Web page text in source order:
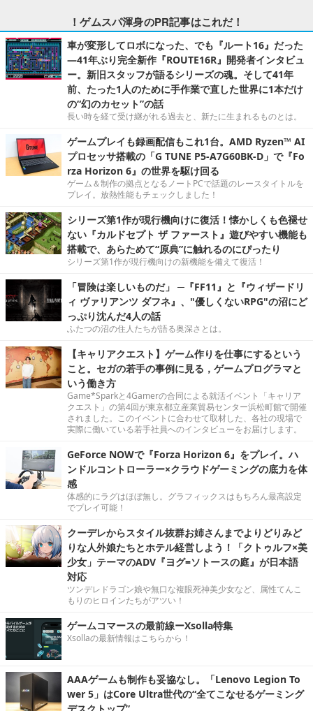
！ゲムスパ渾身のPR記事はこれだ！
車が変形してロボになった、でも『ルート16』だった
―41年ぶり完全新作『ROUTE16R』開発者インタビュ
ー。新旧スタッフが語るシリーズの魂。そして41年
前、たった1人のために手作業で直した世界に1本だけ
の“幻のカセット”の話
長い時を経て受け継がれる過去と、新たに生まれるものとは。
ゲームプレイも録画配信もこれ1台。AMD Ryzen™ AI
プロセッサ搭載の「G TUNE P5-A7G60BK-D」で『Fo
rza Horizon 6』の世界を駆け回る
ゲーム＆制作の拠点となるノートPCで話題のレースタイトルを
プレイ。放熱性能もチェックしました！
シリーズ第1作が現行機向けに復活！懐かしくも色褪せ
ない『カルドセプト ザ ファースト』遊びやすい機能も
搭載で、あらためて“原典”に触れるのにぴったり
シリーズ第1作が現行機向けの新機能を備えて復活！
「冒険は楽しいものだ」 ─『FF11』と『ウィザードリ
ィ ヴァリアンツ ダフネ』、"優しくないRPG"の沼にど
っぷり沈んだ4人の話
ふたつの沼の住人たちが語る奥深さとは。
【キャリアクエスト】ゲーム作りを仕事にするという
こと。セガの若手の事例に見る，ゲームプログラマと
いう働き方
Game*Sparkと4Gamerの合同による就活イベント「キャリア
クエスト」の第4回が東京都立産業貿易センター浜松町館で開催
されました。このイベントに合わせて取材した、各社の現場で
実際に働いている若手社員へのインタビューをお届けします。
GeForce NOWで『Forza Horizon 6』をプレイ。ハ
ンドルコントローラー×クラウドゲーミングの底力を体
感
体感的にラグはほぼ無し。グラフィックスはもちろん最高設定
でプレイ可能！
クーデレからスタイル抜群お姉さんまでよりどりみど
りな人外娘たちとホテル経営しよう！「クトゥルフ×美
少女」テーマのADV『ヨグ=ソトースの庭』が日本語
対応
ツンデレドラゴン娘や無口な複眼死神美少女など、属性てんこ
もりのヒロインたちがアツい！
ゲームコマースの最前線ーXsolla特集
Xsollaの最新情報はこちらから！
AAAゲームも制作も妥協なし。「Lenovo Legion To
wer 5」はCore Ultra世代の“全てこなせるゲーミング
デスクトップ”